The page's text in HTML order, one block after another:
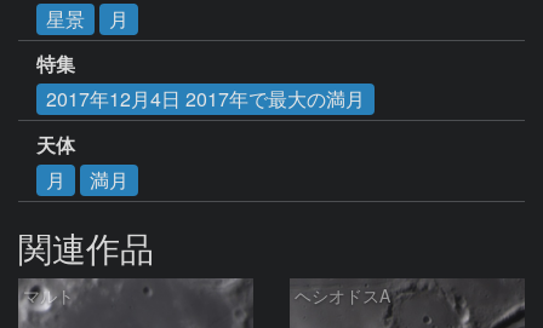
星景
月
特集
2017年12月4日 2017年で最大の満月
天体
月
満月
関連作品
マルト ヘシオドスA